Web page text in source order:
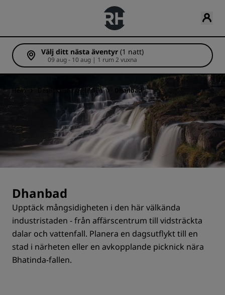
Välj ditt nästa äventyr (1 natt)
09 aug - 10 aug | 1 rum 2 vuxna
Hem Destinations Indien Dhanbad
Dhanbad
Upptäck mångsidigheten i den här välkända
industristaden - från affärscentrum till vidsträckta
dalar och vattenfall. Planera en dagsutflykt till en
stad i närheten eller en avkopplande picknick nära
Bhatinda-fallen.